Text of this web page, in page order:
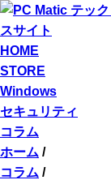
HOME
STORE
Windows
セキュリティ
コラム
ホーム /
コラム /